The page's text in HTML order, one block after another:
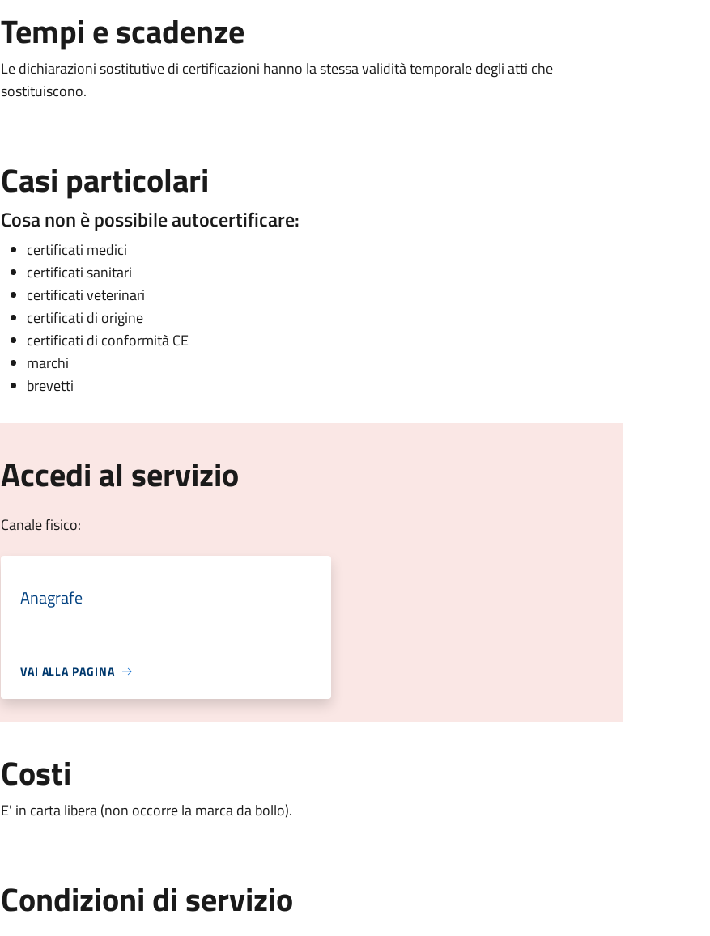
Tempi e scadenze
Le dichiarazioni sostitutive di certificazioni hanno la stessa validità temporale degli atti che
sostituiscono.
Casi particolari
Cosa non è possibile autocertificare:
certificati medici
certificati sanitari
certificati veterinari
certificati di origine
certificati di conformità CE
marchi
brevetti
Accedi al servizio
Canale fisico:
Anagrafe
VAI ALLA PAGINA
Costi
E' in carta libera (non occorre la marca da bollo).
Condizioni di servizio